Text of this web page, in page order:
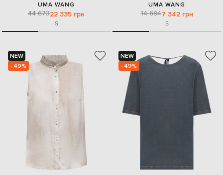
UMA WANG
44 67022 335 грн
S
UMA WANG
14 6847 342 грн
S
NEW
- 49%
NEW
- 49%